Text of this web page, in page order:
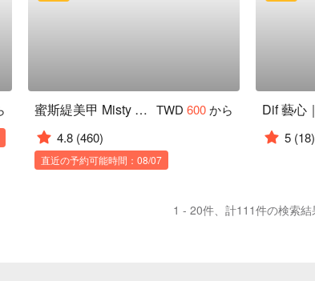
蜜斯緹美甲 Misty Nail TWD 600から
4.8 (460)
直近の予約可能時間：08/07
Dif 藝心
5 (18)
1 - 20件、計111件の検索結